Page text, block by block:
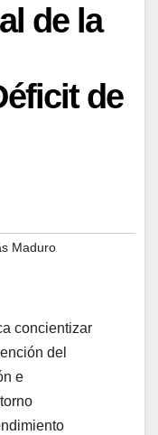
de la
de
Maduro
concientizar
del
e